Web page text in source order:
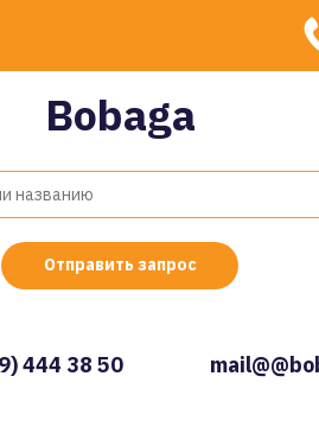
Bobaga
Отправить запрос
444 38 50